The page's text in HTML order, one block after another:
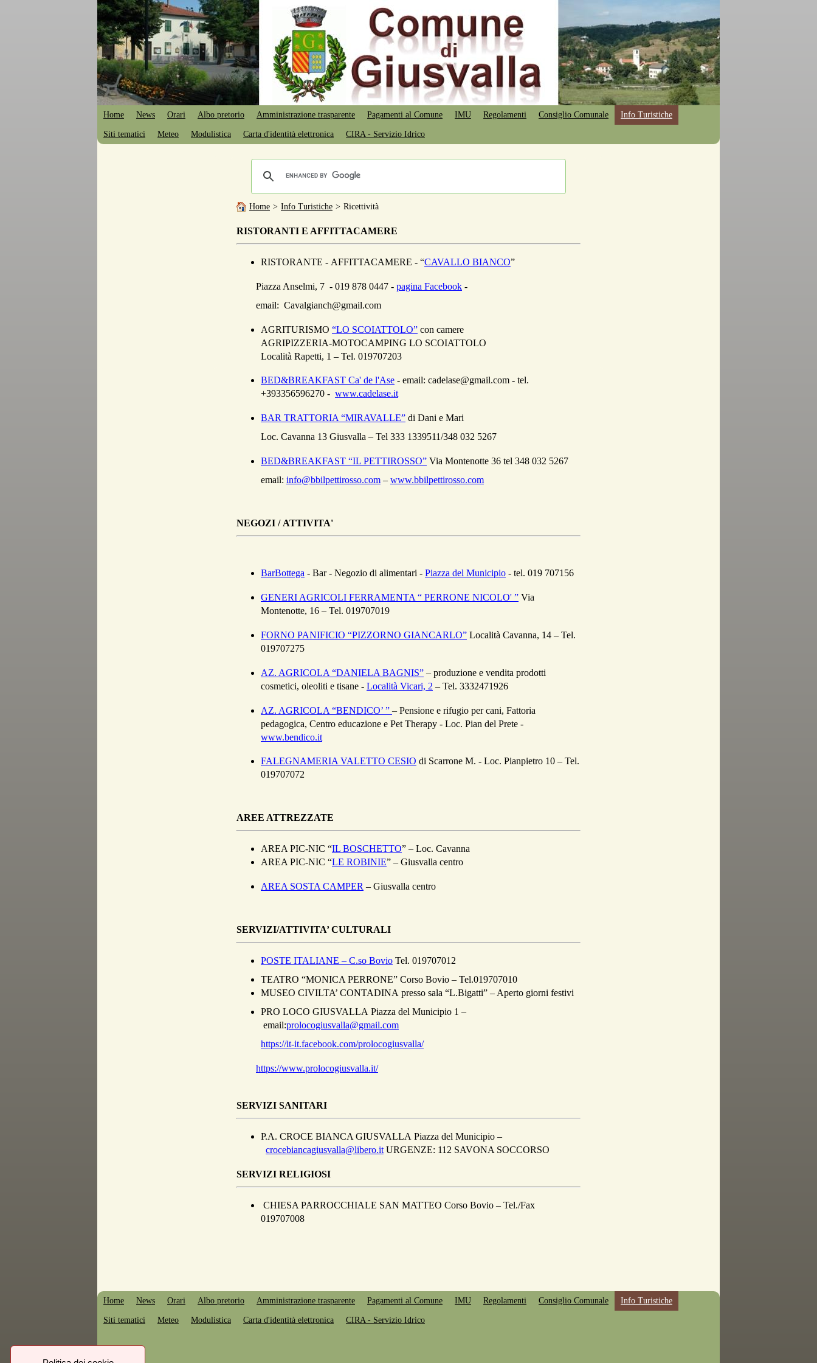
Home News Orari Albo pretorio Amministrazione trasparente Pagamenti al Comune IMU Regolamenti Consiglio Comunale Info Turistiche
Siti tematici Meteo Modulistica Carta d'identità elettronica CIRA - Servizio Idrico
Home > Info Turistiche > Ricettività
RISTORANTI E AFFITTACAMERE
RISTORANTE - AFFITTACAMERE - “CAVALLO BIANCO”
Piazza Anselmi, 7 - 019 878 0447 - pagina Facebook -
email: Cavalgianch@gmail.com
AGRITURISMO “LO SCOIATTOLO” con camere
AGRIPIZZERIA-MOTOCAMPING LO SCOIATTOLO
Località Rapetti, 1 – Tel. 019707203
BED&BREAKFAST Ca' de l'Ase - email: cadelase@gmail.com - tel.
+393356596270 - www.cadelase.it
BAR TRATTORIA “MIRAVALLE” di Dani e Mari
Loc. Cavanna 13 Giusvalla – Tel 333 1339511/348 032 5267
BED&BREAKFAST “IL PETTIROSSO” Via Montenotte 36 tel 348 032 5267
email: info@bbilpettirosso.com – www.bbilpettirosso.com
NEGOZI / ATTIVITA'
BarBottega - Bar - Negozio di alimentari - Piazza del Municipio - tel. 019 707156
GENERI AGRICOLI FERRAMENTA “ PERRONE NICOLO' ” Via
Montenotte, 16 – Tel. 019707019
FORNO PANIFICIO “PIZZORNO GIANCARLO” Località Cavanna, 14 – Tel.
019707275
AZ. AGRICOLA “DANIELA BAGNIS” – produzione e vendita prodotti
cosmetici, oleoliti e tisane - Località Vicari, 2 – Tel. 3332471926
AZ. AGRICOLA “BENDICO’ ” – Pensione e rifugio per cani, Fattoria
pedagogica, Centro educazione e Pet Therapy - Loc. Pian del Prete -
www.bendico.it
FALEGNAMERIA VALETTO CESIO di Scarrone M. - Loc. Pianpietro 10 – Tel.
019707072
AREE ATTREZZATE
AREA PIC-NIC “IL BOSCHETTO” – Loc. Cavanna
AREA PIC-NIC “LE ROBINIE” – Giusvalla centro
AREA SOSTA CAMPER – Giusvalla centro
SERVIZI/ATTIVITA’ CULTURALI
POSTE ITALIANE – C.so Bovio Tel. 019707012
TEATRO “MONICA PERRONE” Corso Bovio – Tel.019707010
MUSEO CIVILTA’ CONTADINA presso sala “L.Bigatti” – Aperto giorni festivi
PRO LOCO GIUSVALLA Piazza del Municipio 1 –
email:prolocogiusvalla@gmail.com
https://it-it.facebook.com/prolocogiusvalla/
https://www.prolocogiusvalla.it/
SERVIZI SANITARI
P.A. CROCE BIANCA GIUSVALLA Piazza del Municipio –
crocebiancagiusvalla@libero.it URGENZE: 112 SAVONA SOCCORSO
SERVIZI RELIGIOSI
CHIESA PARROCCHIALE SAN MATTEO Corso Bovio – Tel./Fax
019707008
Home News Orari Albo pretorio Amministrazione trasparente Pagamenti al Comune IMU Regolamenti Consiglio Comunale Info Turistiche
Siti tematici Meteo Modulistica Carta d'identità elettronica CIRA - Servizio Idrico